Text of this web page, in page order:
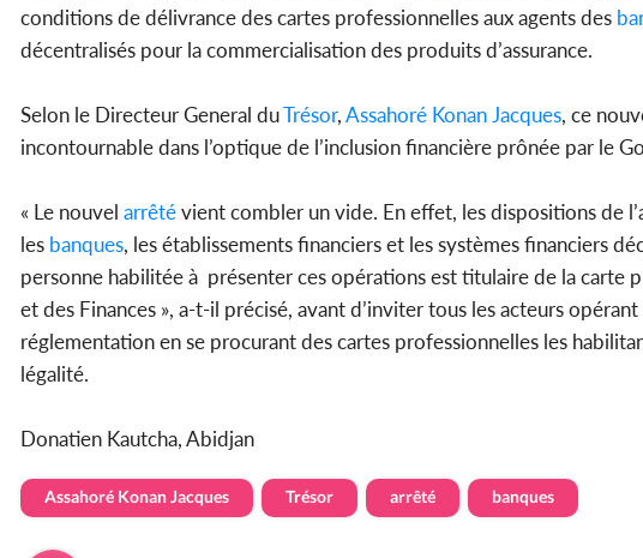
conditions de délivrance des cartes professionnelles aux agents des
décentralisés pour la commercialisation des produits d’assurance.
Selon le Directeur General duTrésor,Assahoré Konan Jacques, ce
incontournable dans l’optique de l’inclusion financière prônée par le
« Le nouvel arrêtévient combler un vide. En effet, les dispositions de
les banques, les établissements financiers et les systèmes financiers
personne habilitée à présenter ces opérations est titulaire de la
et des Finances », a-t-il précisé, avant d’inviter tous les acteurs
réglementation en se procurant des cartes professionnelles les
légalité.
Donatien Kautcha, Abidjan
Assahoré Konan Jacques Trésor arrêté banques